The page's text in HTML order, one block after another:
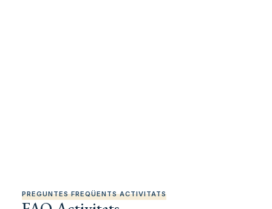
PREGUNTES FREQÜENTS ACTIVITATS